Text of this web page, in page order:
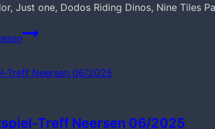
Just one, Dodos Riding Dinos, Nine Tiles
Brettspieltreff
Neersen
Treff Neersen 06/2025